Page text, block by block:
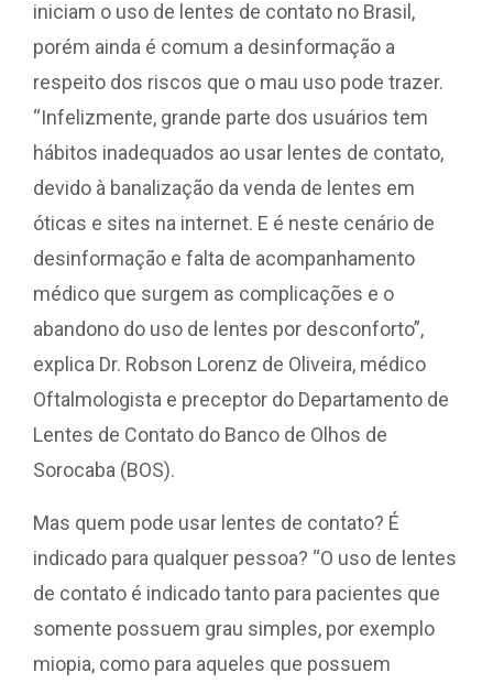
iniciam o uso de lentes de contato no Brasil,
porém ainda é comum a desinformação a
respeito dos riscos que o mau uso pode trazer.
“Infelizmente, grande parte dos usuários tem
hábitos inadequados ao usar lentes de contato,
devido à banalização da venda de lentes em
óticas e sites na internet. E é neste cenário de
desinformação e falta de acompanhamento
médico que surgem as complicações e o
abandono do uso de lentes por desconforto”,
explica Dr. Robson Lorenz de Oliveira, médico
Oftalmologista e preceptor do Departamento de
Lentes de Contato do Banco de Olhos de
Sorocaba (BOS).
Mas quem pode usar lentes de contato? É
indicado para qualquer pessoa? “O uso de lentes
de contato é indicado tanto para pacientes que
somente possuem grau simples, por exemplo
miopia, como para aqueles que possuem